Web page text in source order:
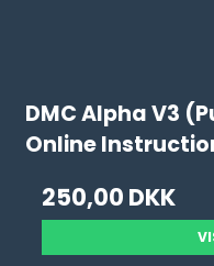
DMC Alpha V3
Online
250,00 DKK